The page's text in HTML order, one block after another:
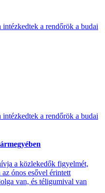
a rendőrök a budai
a rendőrök a budai
a közlekedők figyelmét,
ónos esővel érintett
van, és téligumival van